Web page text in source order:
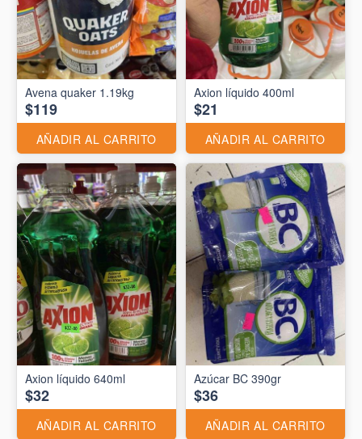
Avena quaker 1.19kg
$119
AÑADIR AL CARRITO
Axion líquido 400ml
$21
AÑADIR AL CARRITO
Axion líquido 640ml
$32
AÑADIR AL CARRITO
Azúcar BC 390gr
$36
AÑADIR AL CARRITO